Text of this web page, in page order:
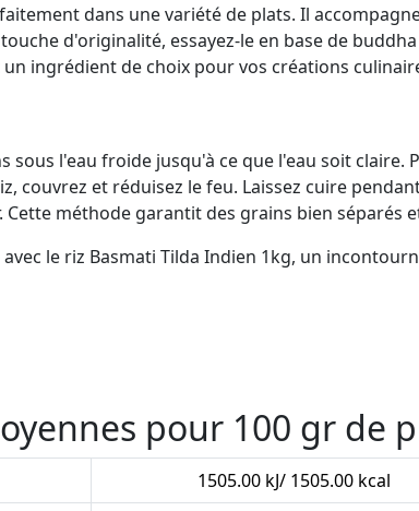
dans une variété de plats. Il
d'originalité, essayez-le en base de
ingrédient de choix pour vos créations
sous l'eau froide jusqu'à ce que l'eau soit
couvrez et réduisez le feu. Laissez cuire
méthode garantit des grains bien séparés
le riz Basmati Tilda Indien 1kg, un
pour 100 gr de
1505.00 kJ/ 1505.00 kcal